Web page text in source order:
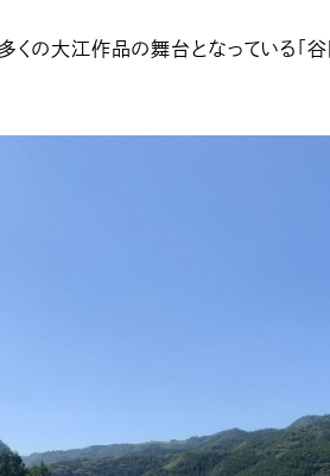
くの大江作品の舞台となっている「谷